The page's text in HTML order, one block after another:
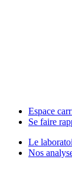
Espace
Se faire
Le
Nos